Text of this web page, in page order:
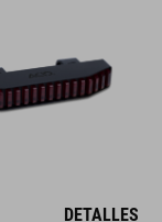
DETALLES